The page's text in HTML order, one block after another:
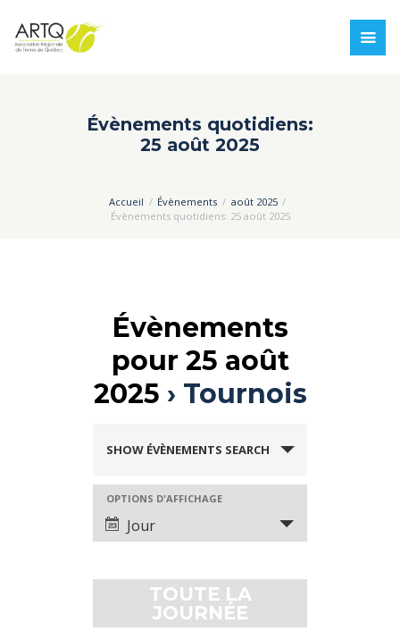
Évènements quotidiens:
25 août 2025
Accueil Évènements
août 2025
Évènements quotidiens: 25 août 2025
Évènements
pour 25 août
2025 › Tournois
è
n
e
n
SHOW ÉVÈNEMENTS SEARCH
n
OPTIONS D'AFFICHAGE
Jour
TOUTE LA
JOURNÉE